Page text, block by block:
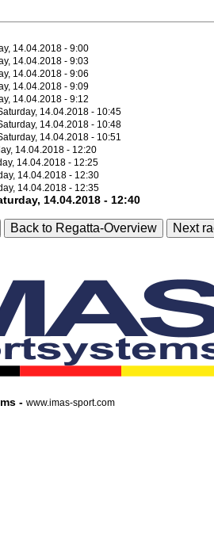
14.04.2018 - 9:00
14.04.2018 - 9:03
14.04.2018 - 9:06
14.04.2018 - 9:09
14.04.2018 - 9:12
14.04.2018 - 10:45
14.04.2018 - 10:48
14.04.2018 - 10:51
14.04.2018 - 12:20
14.04.2018 - 12:25
14.04.2018 - 12:30
14.04.2018 - 12:35
14.04.2018 - 12:40
Back to Regatta-Overview Next
- www.imas-sport.com